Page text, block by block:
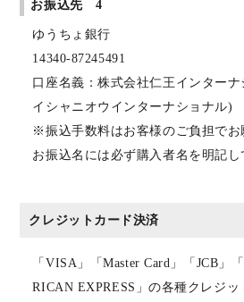
お振込先 4
ゆうちょ銀行
14340-87245491
口座名義：株式会社仁王インター
イシャニオウインターナショナル)
※振込手数料はお客様のご負担でお
お振込名には必ず購入者名を明記し
クレジットカード決済
「VISA」「Master Card」「JCB」
RICAN EXPRESS」の各種クレジッ